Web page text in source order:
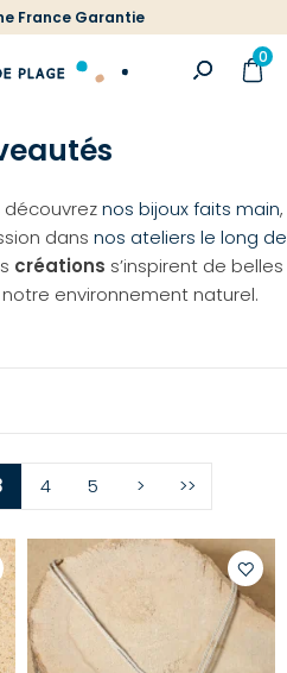
France Garantie
0
découvreznos bijoux faits main,
dans nos ateliers le long de
créations s’inspirent de belles
environnement naturel.
4 5 > >>
à